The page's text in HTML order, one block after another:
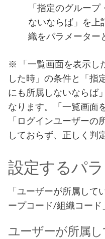
「指定のグルー
ないならば」を上
織をパラメーター
※ 「一覧画面を表示し
した時」の条件と「指
にも所属しないならば
なります。「一覧画面
「ログインユーザーの
しておらず、正しく判
設定するパ
「ユーザーが所属し
ープコード/組織コード
ユーザーが所属